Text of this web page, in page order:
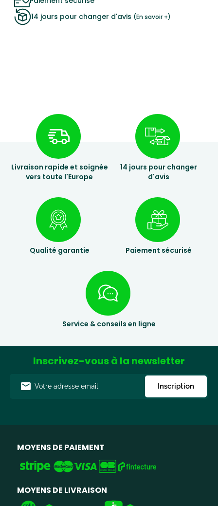
14 jours pour changer d'avis (En savoir +)
Livraison rapide et soignée
vers toute l'Europe
14 jours pour changer
d'avis
Qualité garantie Paiement sécurisé
Service & conseils en ligne
Inscrivez-vous à la newsletter
Inscription
MOYENS DE PAIEMENT
MOYENS DE LIVRAISON